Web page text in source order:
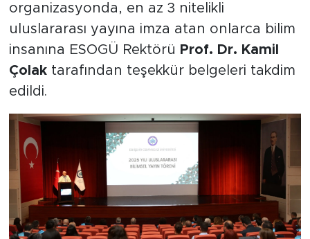
organizasyonda, en az 3 nitelikli
uluslararası yayına imza atan onlarca bilim
insanına ESOGÜ Rektörü Prof. Dr. Kamil
Çolaktarafından teşekkür belgeleri takdim
edildi.